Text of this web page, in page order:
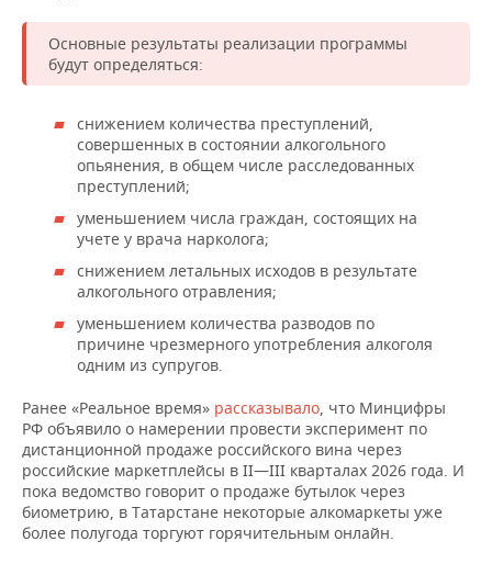
Основные результаты реализации программы
будут определяться:
снижением количества преступлений,
совершенных в состоянии алкогольного
опьянения, в общем числе расследованных
преступлений;
уменьшением числа граждан, состоящих на
учете у врача нарколога;
снижением летальных исходов в результате
алкогольного отравления;
уменьшением количества разводов по
причине чрезмерного употребления алкоголя
одним из супругов.
Ранее «Реальное время» рассказывало, что Минцифры
РФ объявило о намерении провести эксперимент по
дистанционной продаже российского вина через
российские маркетплейсы в II—III кварталах 2026 года. И
пока ведомство говорит о продаже бутылок через
биометрию, в Татарстане некоторые алкомаркеты уже
более полугода торгуют горячительным онлайн.